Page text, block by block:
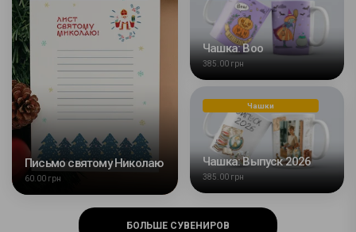
Письмо святому Николаю
60.00 грн
Чашка: Boo
385.00 грн
Чашки
Чашка: Выпуск 2026
385.00 грн
БОЛЬШЕ СУВЕНИРОВ